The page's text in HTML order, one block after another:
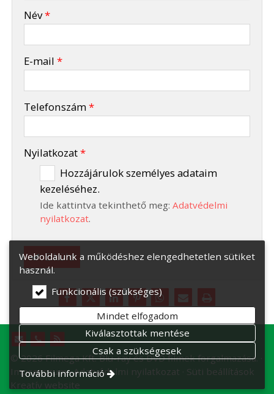
Név*
E-mail*
Telefonszám*
Nyilatkozat*
Hozzájárulok személyes adataim
kezeléséhez.
Ide kattintva tekinthető meg: Adatvédelmi
nyilatkozat.
Elküld
© 2026 Filmega Kft. Blu-ray és DVD filmek forgalmazása.
Impresszum Adatvédelmi nyilatkozat
Süti beállítások
Kreatív website
Weboldalunk a működéshez elengedhetetlen sütiket
használ.
Funkcionális (szükséges)
Mindet elfogadom
Kiválasztottak mentése
Csak a szükségesek
További információ